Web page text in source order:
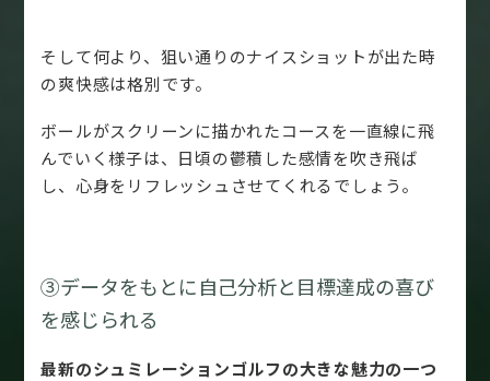
そして何より、狙い通りのナイスショットが出た時
の爽快感は格別です。
ボールがスクリーンに描かれたコースを一直線に飛
んでいく様子は、日頃の鬱積した感情を吹き飛ば
し、心身をリフレッシュさせてくれるでしょう。
③データをもとに自己分析と目標達成の喜び
を感じられる
最新のシュミレーションゴルフの大きな魅力の一つ